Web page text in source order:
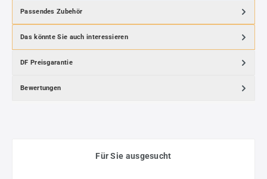
Passendes Zubehör
Das könnte Sie auch interessieren
DF Preisgarantie
Bewertungen
Für Sie ausgesucht